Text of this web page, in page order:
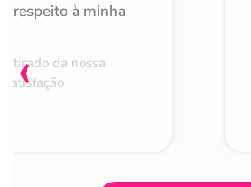
respeito à minha
da nossa
‹